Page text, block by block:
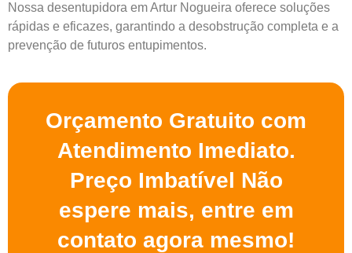
Nossa desentupidora em Artur Nogueira oferece soluções
rápidas e eficazes, garantindo a desobstrução completa e a
prevenção de futuros entupimentos.
Orçamento Gratuito com
Atendimento Imediato.
Preço Imbatível Não
espere mais, entre em
contato agora mesmo!